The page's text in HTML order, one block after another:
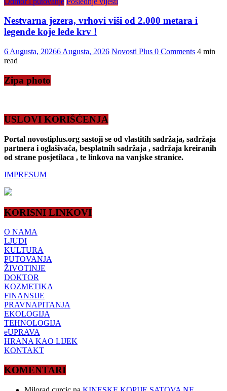
Nestvarna jezera, vrhovi viši od 2.000 metara i
legende koje lede krv !
6 Augusta, 20266 Augusta, 2026 Novosti Plus 0 Comments 4 min
read
Zipa photo
USLOVI KORIŠĆENJA
Portal novostiplus.org sastoji se od vlastitih sadržaja, sadržaja
partnera i oglašivača, besplatnih sadržaja , sadržaja kreiranih
od strane posjetilaca , te linkova na vanjske stranice.
IMPRESUM
KORISNI LINKOVI
O NAMA
LJUDI
KULTURA
PUTOVANJA
ŽIVOTINJE
DOKTOR
KOZMETIKA
FINANSIJE
PRAVNAPITANJA
EKOLOGIJA
TEHNOLOGIJA
eUPRAVA
HRANA KAO LIJEK
KONTAKT
KOMENTARI